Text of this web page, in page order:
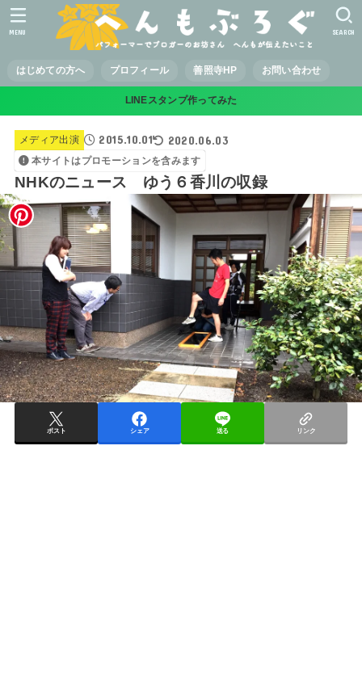
はじめての方へ プロフィール 善照寺HP お問い合わせ
SEARCH
MENU
LINEスタンプ作ってみた
メディア出演 2015.10.01 2020.06.03
本サイトはプロモーションを含みます
NHKのニュース ゆう６香川の収録
ポスト シェア 送る リンク